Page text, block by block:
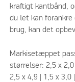
kraftigt kantbånd,
du let kan
brug, kan det
Markisetæppet
størrelser: 2,5 x 2,0
2,5 x 4,9 | 1,5 x 3,0